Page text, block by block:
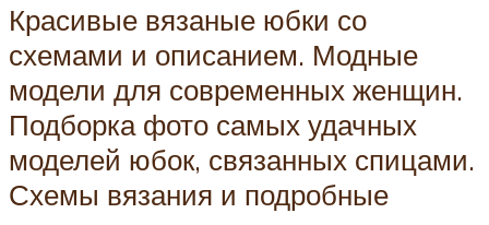
Красивые вязаные юбки со
схемами и описанием. Модные
модели для современных женщин.
Подборка фото самых удачных
моделей юбок, связанных спицами.
Схемы вязания и подробные